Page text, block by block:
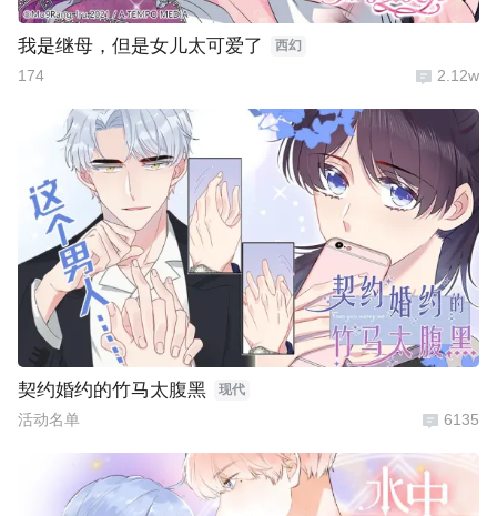
我是继母，但是女儿太可爱了 西幻
174 2.12w
契约婚约的竹马太腹黑 现代
活动名单 6135